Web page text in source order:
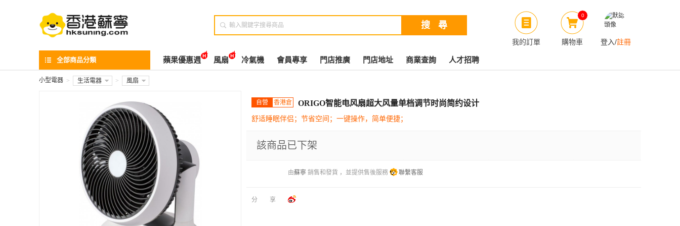
我的訂單
0
購物車 登入/註冊

全部商品分類 蘋果優惠週 風扇 冷氣機 會員專享 門店推廣 門店地址 商業查詢 人才招聘
小型電器 > 生活電器 > 風扇
自營 香港倉 ORIGO智能电风扇超大风量单档调节时尚简约设计
舒适睡眠伴侣；节省空间；一键操作，简单便捷；
該商品已下架
由蘇寧 銷售和發貨 ，並提供售後服務 聯繫客服
分享